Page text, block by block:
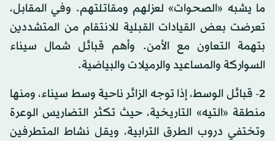
ما يشبه «الصحوات» لعزلهم ومقاتلتهم. وفي المقابل،
تعرضت بعض القيادات القبلية للانتقام من المتشددين
بتهمة التعاون مع الأمن. وأهم قبائل شمال سيناء
السواركة والمساعيد والرميلات والبياضية.
2- قبائل الوسط، إذا توجه الزائر ناحية وسط سيناء، ومنها
منطقة «التيه» التاريخية، حيث تكثر التضاريس الوعرة
وتختفي دروب الطرق الترابية، ويقل نشاط المتطرفين